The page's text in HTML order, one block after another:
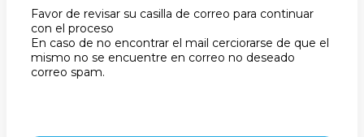
Favor de revisar su casilla de correo para continuar
con el proceso
En caso de no encontrar el mail cerciorarse de que el
mismo no se encuentre en correo no deseado
correo spam.